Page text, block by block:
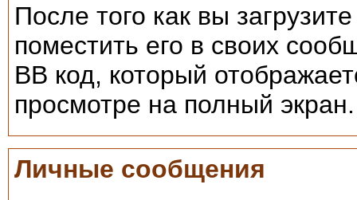
После того как вы
поместить его в своих
BB код, который
просмотре на полный экран.
Личные сообщения